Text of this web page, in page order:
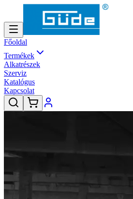
Főoldal
Termékek
Alkatrészek
Szerviz
Katalógus
Kapcsolat